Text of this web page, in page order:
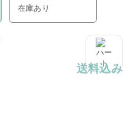
在庫あり
送料込み